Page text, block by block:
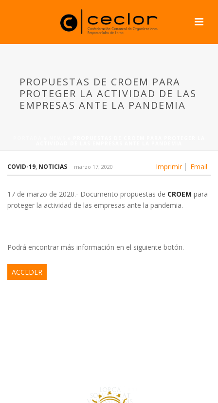
PROPUESTAS DE CROEM PARA
PROTEGER LA ACTIVIDAD DE LAS
EMPRESAS ANTE LA PANDEMIA
Imprimir Email
COVID-19, NOTICIAS marzo 17, 2020
17 de marzo de 2020.- Documento propuestas de CROEM para
proteger la actividad de las empresas ante la pandemia.
Podrá encontrar más información en el siguiente botón.
ACCEDER